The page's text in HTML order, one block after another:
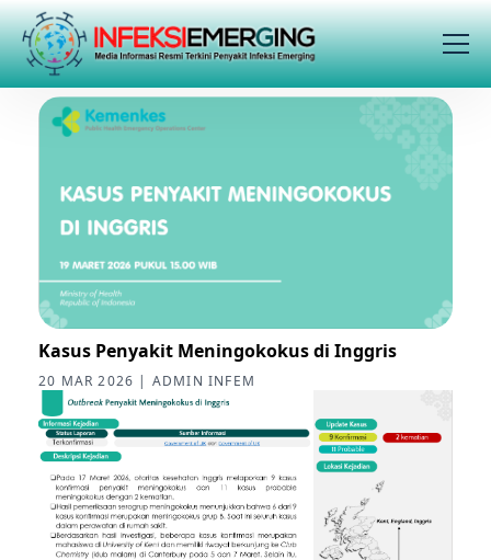
Kasus Penyakit Meningokokus di Inggris
20 MAR 2026 | ADMIN INFEM